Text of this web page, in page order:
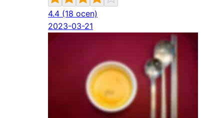
4.4 (18 ocen)
2023-03-21